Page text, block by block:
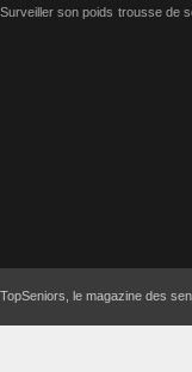
Surveiller son poids trousse de
TopSeniors, le magazine des